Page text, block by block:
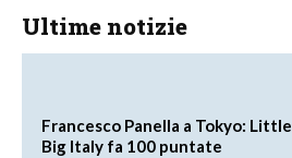
Ultime notizie
Francesco Panella a Tokyo: Little
Big Italy fa 100 puntate